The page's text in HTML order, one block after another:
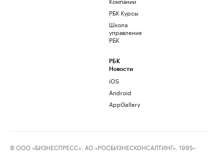
РБК Курсы
Школа
управления
РБК
РБК
Новости
iOS
Android
AppGallery
© ООО «БИЗНЕСПРЕСС», АО «РОСБИЗНЕСКОНСАЛТИНГ», 1995–